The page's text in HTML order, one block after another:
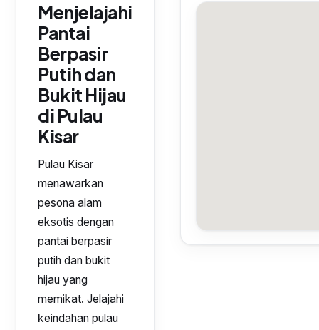
Menjelajahi
Pantai
Berpasir
Putih dan
Bukit Hijau
di Pulau
Kisar
Pulau Kisar
menawarkan
pesona alam
eksotis dengan
pantai berpasir
putih dan bukit
hijau yang
memikat. Jelajahi
keindahan pulau